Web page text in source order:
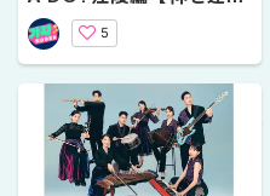
え、人をつなぐ時間 ―
江陵端午祭 】
5